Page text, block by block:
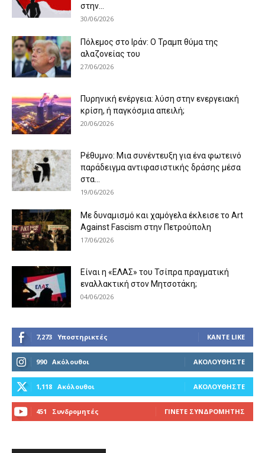
στην...
30/06/2026
Πόλεμος στο Ιράν: Ο Τραμπ θύμα της
αλαζονείας του
27/06/2026
Πυρηνική ενέργεια: λύση στην ενεργειακή
κρίση, ή παγκόσμια απειλή;
20/06/2026
Ρέθυμνο: Μια συνέντευξη για ένα φωτεινό
παράδειγμα αντιφασιστικής δράσης μέσα
στα...
19/06/2026
Με δυναμισμό και χαμόγελα έκλεισε το Art
Against Fascism στην Πετρούπολη
17/06/2026
Είναι η «ΕΛΑΣ» του Τσίπρα πραγματική
εναλλακτική στον Μητσοτάκη;
04/06/2026
7,273 Υποστηρικτές ΚΆΝΤΕ LIKE
990 Ακόλουθοι ΑΚΟΛΟΥΘΉΣΤΕ
1,118 Ακόλουθοι ΑΚΟΛΟΥΘΉΣΤΕ
451 Συνδρομητές ΓΊΝΕΤΕ ΣΥΝΔΡΟΜΗΤΉΣ